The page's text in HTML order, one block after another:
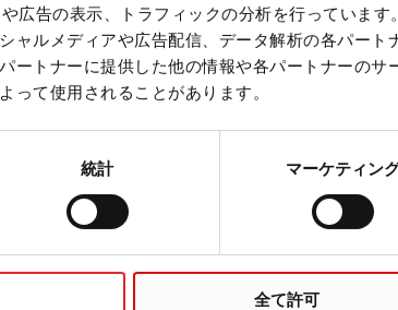
広告の表示、トラフィックの分析を行っています
ャルメディアや広告配信、データ解析の各パート
ートナーに提供した他の情報や各パートナーのサ
って使用されることがあります。
統計 マーケティン
全て許可